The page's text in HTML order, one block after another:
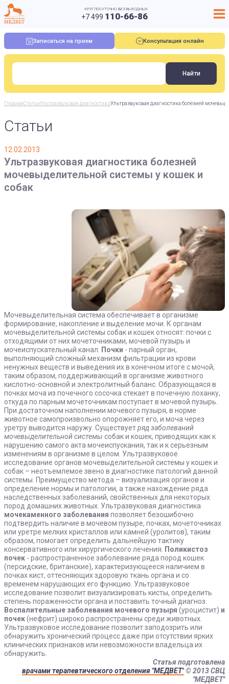
КРУГЛОСУТОЧНО, БЕЗ ВЫХОДНЫХ
+7 499 110-66-86
Записаться на прием Консультация онлайн
ГлавнаяСтатьиУльтразвуковая диагностикаУльтразвуковая диагностика болезней
Статьи
12.02.2013
Ультразвуковая диагностика болезней
мочевыделительной системы у кошек и
собак
Мочевыделительная система обеспечивает в организме
формирование, накопление и выделение мочи. К органам
мочевыделительной системы собак и кошек относят: почки с
отходящими от них мочеточниками, мочевой пузырь и
мочеиспускательный канал.
Почки - парный орган,
выполняющий сложный механизм фильтрации из крови
ненужных веществ и выведения их в конечном итоге с мочой,
таким образом, поддерживающий в организме животного
кислотно-основной и электролитный баланс. Образующаяся в
почках моча из почечного сосочка стекает в почечную лоханку,
откуда по парным мочеточникам поступает в мочевой пузырь.
При достаточном наполнении мочевого пузыря, в норме
животное самопроизвольно опорожняет его, и моча через
уретру выводится наружу. Существуетряд заболеваний
мочевыделительной системы собак и кошек, приводящих как к
нарушению самого акта мочеиспускания, так и к серьезным
изменениям в организме в целом. Ультразвуковое
исследование органов мочевыделительной системы у кошек и
собак – неотъемлемое звено в диагностике патологий данной
системы. Преимущество метода – визуализация органов и
определение нормы и патологии, а также нахождение ряда
наследственных заболеваний, свойственных для некоторых
пород домашних животных. Ультразвуковая диагностика
мочекаменного заболевания позволяет безошибочно
подтвердить наличие в мочевом пузыре, почках, мочеточниках
или уретре мелких кристаллов или камней (уролитов), таким
образом, помогает определить дальнейшую тактику
консервативного или хирургического лечения.
Поликистоз
почек - распространенное заболевание ряда пород кошек
(персидские, британские), характеризующееся наличием в
почках кист, оттесняющих здоровую ткань органа и со
временем нарушающих его функцию. Ультразвуковое
исследование позволит визуализировать кисты, определить
степень пораженности органа и поставить точный диагноз.
Воспалительные заболевания мочевого пузыря (уроцистит) и
почек(нефрит) широко распространены среди животных.
Ультразвуковое исследование позволит заподозрить или
обнаружить хронический процесс даже при отсутствии ярких
клинических признаков или невозможности владельца их
обнаружить.
Статья подготовлена
врачами терапевтического отделения "МЕДВЕТ"© 2013 СВЦ
"МЕДВЕТ"